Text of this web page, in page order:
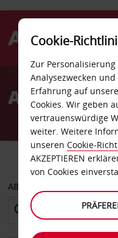
Avis
FAHRZEUG
ABHOLEN VON
Cookie-
Zur
Analysezwecken
Erfahrung auf
Cookies. Wir geben
vertrauenswürdige
weiter. Weitere
unseren Cookie-
AKZEPTIEREN
von Cookies